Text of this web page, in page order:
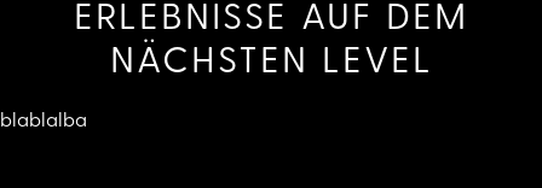
ERLEBNISSE AUF DEM
NÄCHSTEN LEVEL
blablalba